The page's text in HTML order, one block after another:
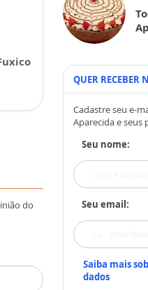
do
QUER RECEBER
Cadastre seu e-
Aparecida e
Seu nome:
Seu email:
Saiba mais
dados